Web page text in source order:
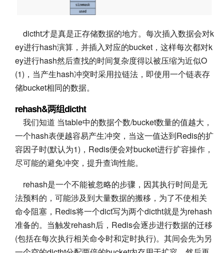
dictht才是真是正存储数据的地方。每次插入数据会对k
ey进行hash演算，并插入对应的bucket，这样每次都对k
ey进行hash然后查找的时间复杂度得以被压缩为近似O
(1)，当产生hash冲突时采用拉链法，即使用一个链表存
储bucket相同的数据。
rehash&两组dictht
我们知道 当table中的数据个数/bucket数量的值越大，
一个hash表便越容易产生冲突，当这一值达到Redis的扩
容因子时(默认为1)，Redis便会对bucket进行扩容操作，
尽可能的避免冲突，提升查询性能。
rehash是一个不能被忽略的步骤，因其执行时间是无
法预料的，可能涉及到大量数据的搬移，为了不使相关
命令阻塞，Redis将一个dict写为两个dictht就是为rehash
准备的。当触发rehash后，Redis会逐步进行数据的迁移
(包括在每次执行相关命令时和定时执行)。其间会先为另